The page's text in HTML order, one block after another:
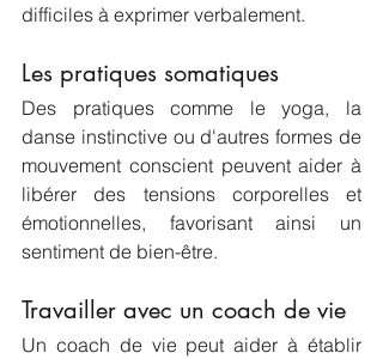
difficiles à exprimer verbalement.
Les pratiques somatiques
Des pratiques comme le yoga, la
danse instinctive ou d'autres formes de
mouvement conscient peuvent aider à
libérer des tensions corporelles et
émotionnelles, favorisant ainsi un
sentiment de bien-être.
Travailler avec un coach de vie
Un coach de vie peut aider à établir